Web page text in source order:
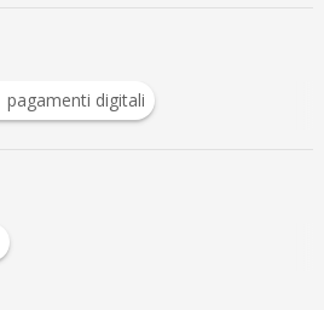
pagamenti digitali